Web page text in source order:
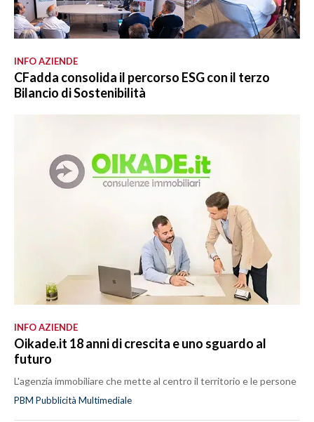
INFO AZIENDE
CFadda consolida il percorso ESG con il terzo
Bilancio di Sostenibilità
INFO AZIENDE
Oikade.it 18 anni di crescita e uno sguardo al
futuro
L'agenzia immobiliare che mette al centro il territorio e le persone
PBM Pubblicità Multimediale